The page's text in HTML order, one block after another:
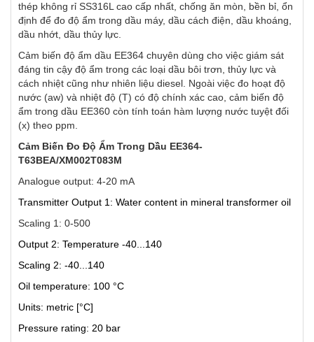
thép không rỉ SS316L cao cấp nhất, chống ăn mòn, bền bỉ, ổn
định để đo độ ẩm trong dầu máy, dầu cách điện, dầu khoáng,
dầu nhớt, dầu thủy lực.
Cảm biến độ ẩm dầu EE364 chuyên dùng cho việc giám sát
đáng tin cậy độ ẩm trong các loại dầu bôi trơn, thủy lực và
cách nhiệt cũng như nhiên liệu diesel. Ngoài việc đo hoạt độ
nước (aw) và nhiệt độ (T) có độ chính xác cao, cảm biến độ
ẩm trong dầu EE360 còn tính toán hàm lượng nước tuyệt đối
(x) theo ppm.
Cảm Biến Đo Độ Ẩm Trong Dầu EE364-
T63BEA/XM002T083M
Analogue output: 4-20 mA
Transmitter Output 1: Water content in mineral transformer oil
Scaling 1: 0-500
Output 2: Temperature -40...140
Scaling 2: -40...140
Oil temperature: 100 °C
Units: metric [°C]
Pressure rating: 20 bar